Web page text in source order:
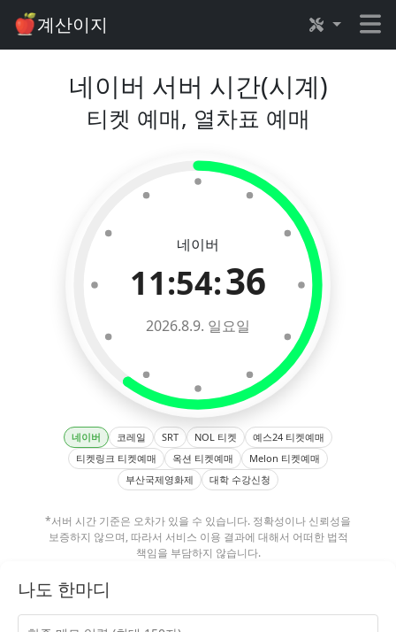
계산이지
네이버 서버 시간(시계)
티켓 예매, 열차표 예매
네이버
11:54:36
2026.8.9. 일요일
네이버 코레일 SRT NOL 티켓
예스24 티켓예매
티켓링크 티켓예매
옥션 티켓예매
Melon 티켓예매
부산국제영화제
대학 수강신청
*서버 시간 기준은 오차가 있을 수 있습니다. 정확성이나 신뢰성을
보증하지 않으며, 따라서 서비스 이용 결과에 대해서 어떠한 법적
책임을 부담하지 않습니다.
나도 한마디